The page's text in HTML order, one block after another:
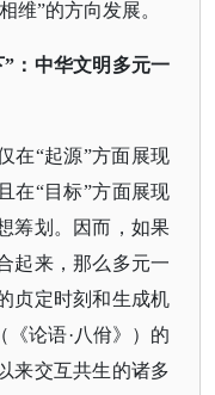
维”的方向发展。
：中华文明多元一
在“起源”方面展现
在“目标”方面展现
筹划。因而，如果
起来，那么多元一
贞定时刻和生成机
《论语·八佾》）的
来交互共生的诸多